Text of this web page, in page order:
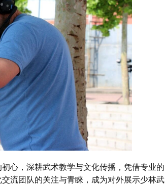
，深耕武术教学与文化传播，凭借专业的
流团队的关注与青睐，成为对外展示少林武